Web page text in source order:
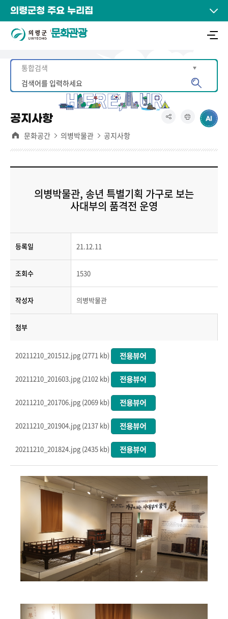
의령군청 주요 누리집
문화관광
공지사항
문화공간 의병박물관 공지사항
의병박물관, 송년 특별기획 가구로 보는
사대부의 품격전 운영
등록일 21.12.11
조회수 1530
작성자 의병박물관
첨부
20211210_201512.jpg (2771 kb)
20211210_201603.jpg (2102 kb)
20211210_201706.jpg (2069 kb)
20211210_201904.jpg (2137 kb)
20211210_201824.jpg (2435 kb)